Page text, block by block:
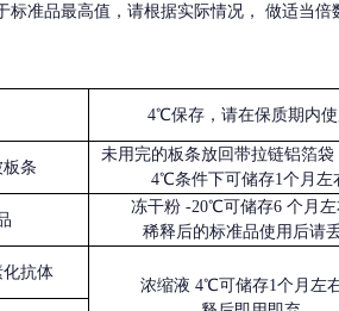
准品最高值，请根据实际情况， 做适当倍
4℃保存，请在保质期内使
条
未用完的板条放回带拉链铝箔袋
4℃条件下可储存1个月左
冻干粉 -20℃可储存6 个月左
稀释后的标准品使用后请
抗体
浓缩液 4℃可储存1个月左